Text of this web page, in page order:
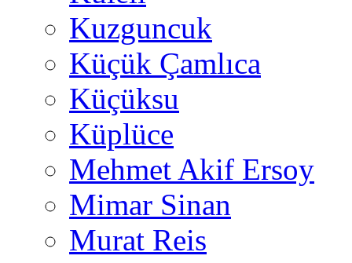
Kuzguncuk
Küçük Çamlıca
Küçüksu
Küplüce
Mehmet Akif Ersoy
Mimar Sinan
Murat Reis